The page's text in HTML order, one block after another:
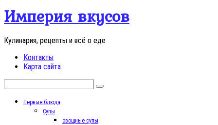
Перейти
контенту
Империя вкусов
Кулинария, рецепты и всё о еде
Контакты
Карта сайта
Первые блюда
Супы
овощные супы